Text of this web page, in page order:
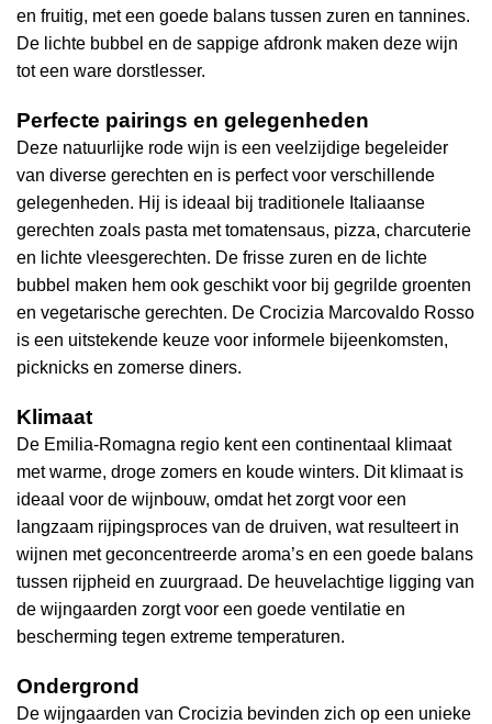
en fruitig, met een goede balans tussen zuren en tannines.
De lichte bubbel en de sappige afdronk maken deze wijn
tot een ware dorstlesser.
Perfecte pairings en gelegenheden
Deze natuurlijke rode wijn is een veelzijdige begeleider
van diverse gerechten en is perfect voor verschillende
gelegenheden. Hij is ideaal bij traditionele Italiaanse
gerechten zoals pasta met tomatensaus, pizza, charcuterie
en lichte vleesgerechten. De frisse zuren en de lichte
bubbel maken hem ook geschikt voor bij gegrilde groenten
en vegetarische gerechten. De Crocizia Marcovaldo Rosso
is een uitstekende keuze voor informele bijeenkomsten,
picknicks en zomerse diners.
Klimaat
De Emilia-Romagna regio kent een continentaal klimaat
met warme, droge zomers en koude winters. Dit klimaat is
ideaal voor de wijnbouw, omdat het zorgt voor een
langzaam rijpingsproces van de druiven, wat resulteert in
wijnen met geconcentreerde aroma’s en een goede balans
tussen rijpheid en zuurgraad. De heuvelachtige ligging van
de wijngaarden zorgt voor een goede ventilatie en
bescherming tegen extreme temperaturen.
Ondergrond
De wijngaarden van Crocizia bevinden zich op een unieke